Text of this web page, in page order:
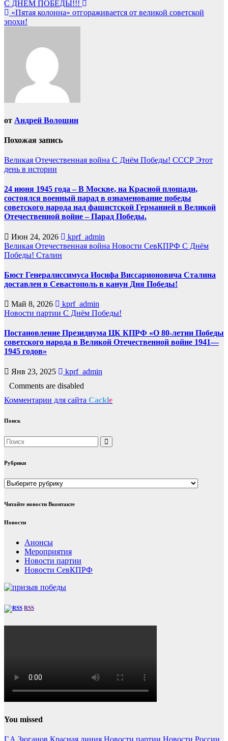
Навигация
по
С ДНЁМ ПОБЕДЫ!!!
«Пятая колонна» отгораживается от великой советской
эпохи!
от Андрей Волошин
Похожая запись
Великая Отечественная война С Днём Победы! СССР Этот
день в истории
24 июня 1945 года – В Москве, на Красной площади,
состоялся военный парад в ознаменование победы
советского народа над фашистской Германией в Великой
Отечественной войне – Парад Победы.
Июн 24, 2026
kprf_admin
Великая Отечественная война Новости СевКПРФ С Днём
Победы! Сталин
Бюст Генералиссимуса Иосифа Виссарионовича Сталина
доставлен в Севастополь в канун Дня Победы!
Май 8, 2026
kprf_admin
Новости партии С Днём Победы!
Постановление Президиума ЦК КПРФ «О 80-летии Победы
советского народа в Великой Отечественной войне 1941—
1945 годов»
Янв 23, 2025
kprf_admin
Comments are disabled
Комментарии для сайта Cackle
Поиск
Рубрики
Рубрики
Читайте новости Вконтакте
Новости
Анонсы
Мероприятия
Новости партии
Новости СевКПРФ
RSS
You missed
Г.А.Зюганов Красная линия Новости партии Новости России